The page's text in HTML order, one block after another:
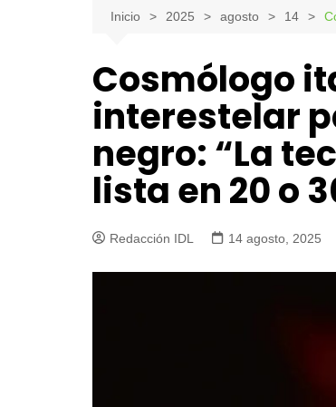
Inicio 2025 agosto 14
Cosmólogo
interestelar
negro: “La
lista en 20 o
Redacción IDL 14 agosto, 2025